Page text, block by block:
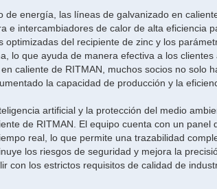
de energía, las líneas de galvanizado en
e intercambiadores de calor de alta eficiencia
optimizadas del recipiente de zinc y los
lo que ayuda de manera efectiva a los
caliente de RITMAN, muchos socios no solo
la capacidad de producción y la
artificial y la protección del medio
de RITMAN. El equipo cuenta con un
real, lo que permite una trazabilidad
los riesgos de seguridad y mejora la
con los estrictos requisitos de calidad de